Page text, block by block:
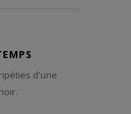
d'une